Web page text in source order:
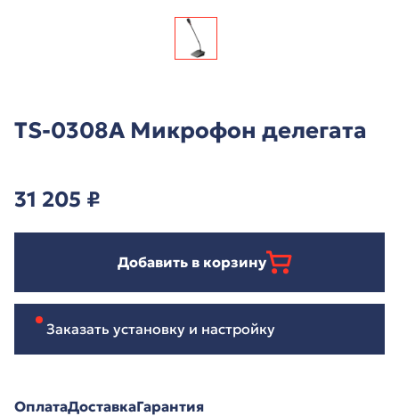
TS-0308A Микрофон делегата
31 205 ₽
Добавить в корзину
Заказать установку и настройку
ОплатаДоставкаГарантия